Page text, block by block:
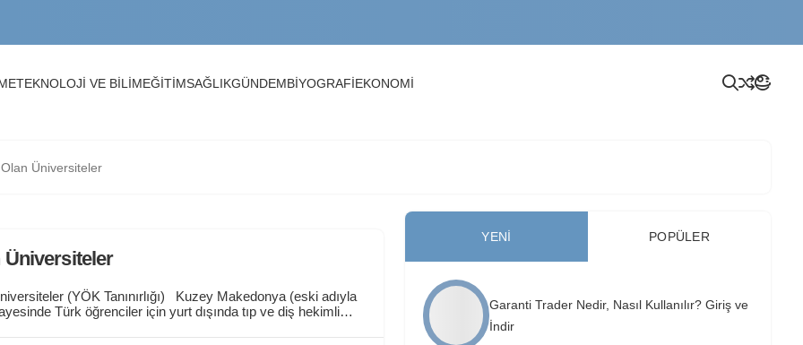
TEKNOLOJİ VE BİLİMEĞİTİMSAĞLIKGÜNDEMBİYOGRAFİEKONOMİ
Üniversiteler
Üniversiteler
(YÖK Tanınırlığı) Kuzey Makedonya (eski adıyla
Türk öğrenciler için yurt dışında tıp ve diş hekimliği
YENI POPÜLER
Garanti Trader Nedir, Nasıl Kullanılır? Giriş ve
İndir